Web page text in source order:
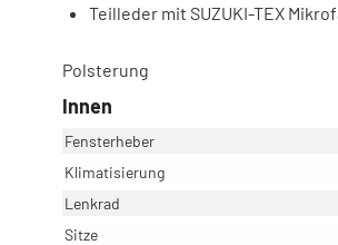
Teilleder mit SUZUKI-TEX
Polsterung
Innen
Fensterheber
Klimatisierung
Lenkrad
Sitze